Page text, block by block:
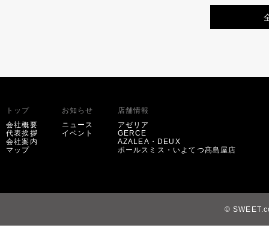
トップ
会社概要
代表挨拶
会社案内
マップ
お知らせ
ニュース
イベント
店舗情報
アゼリア
GERCE
AZALEA・DEUX
ポールスミス・いよてつ髙島屋店
©